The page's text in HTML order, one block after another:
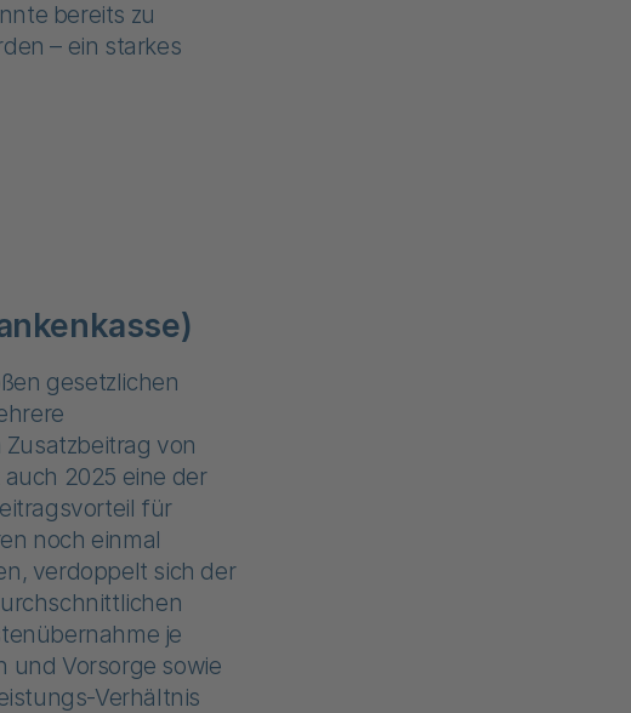
bereits zu
– ein starkes
gesetzlichen
von
auch 2025 eine der
für
noch einmal
verdoppelt sich der
je
und Vorsorge sowie
Verhältnis